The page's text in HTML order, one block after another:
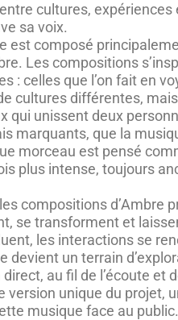
cultures,
sa voix.
est composé
Les compositions
: celles que l’on fait en
cultures différentes,
qui unissent deux
marquants, que la
morceau est pensé
plus intense, toujours
compositions d’Ambre
se transforment et
les interactions se
devient un terrain
au fil de l’écoute et
version unique du projet,
musique face au public.